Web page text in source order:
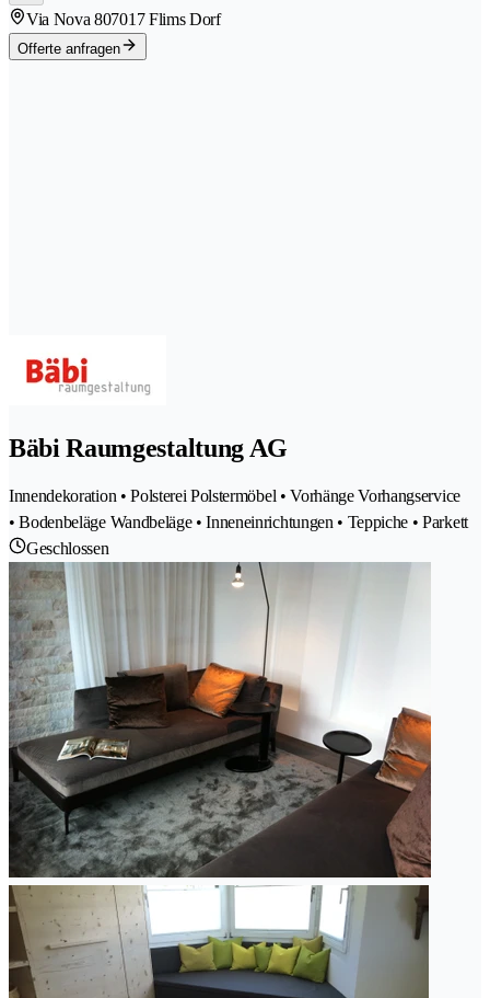
Via Nova 807017 Flims Dorf
Offerte anfragen
Bäbi Raumgestaltung AG
Innendekoration • Polsterei Polstermöbel • Vorhänge Vorhangservice
• Bodenbeläge Wandbeläge • Inneneinrichtungen • Teppiche • Parkett
Geschlossen